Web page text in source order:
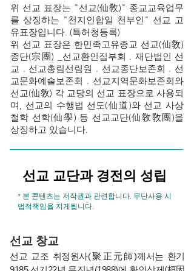
위 선교 표장는 "선교(仙敎)" 종교교육업무
를 상징하는 "천지인합일 천부인" 선교 고
유표장입니다. (특허청등록)
​​위 선교 표장은 한민족고유종교 선교(仙敎)
종단(宗團) _선교환인집부회 . 재단법인 선
교 . 선교총림선림원 . 선교종단보존회 . 선
교문화예술보존회 . 선교지역문화보존회와
선교(仙敎) 각 교당의 선교 표장으로 사용되
며, 선교의 수행법 선도(仙道)와 선교 사상
철학 선학(仙學) 등 선교교단(仙敎敎團)을
상징하고 있습니다.
선교 교단과 경전의 성립
* 본 콘텐츠는 저작권과 관련합니다. 무단사용 시
법적책임을 지게됩니다.
선교 창교
선교 교조 취정원사(聚正元師)께서는 환기